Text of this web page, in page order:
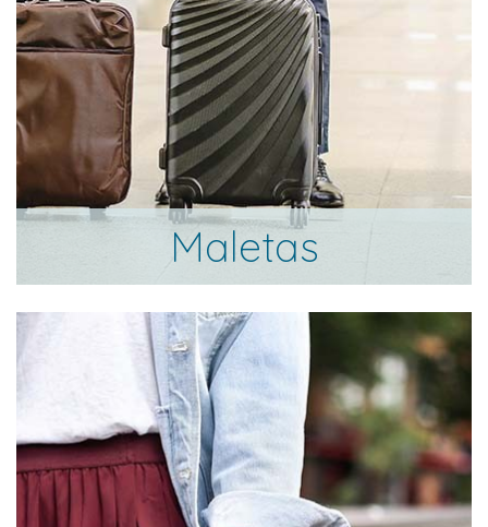
Maletas